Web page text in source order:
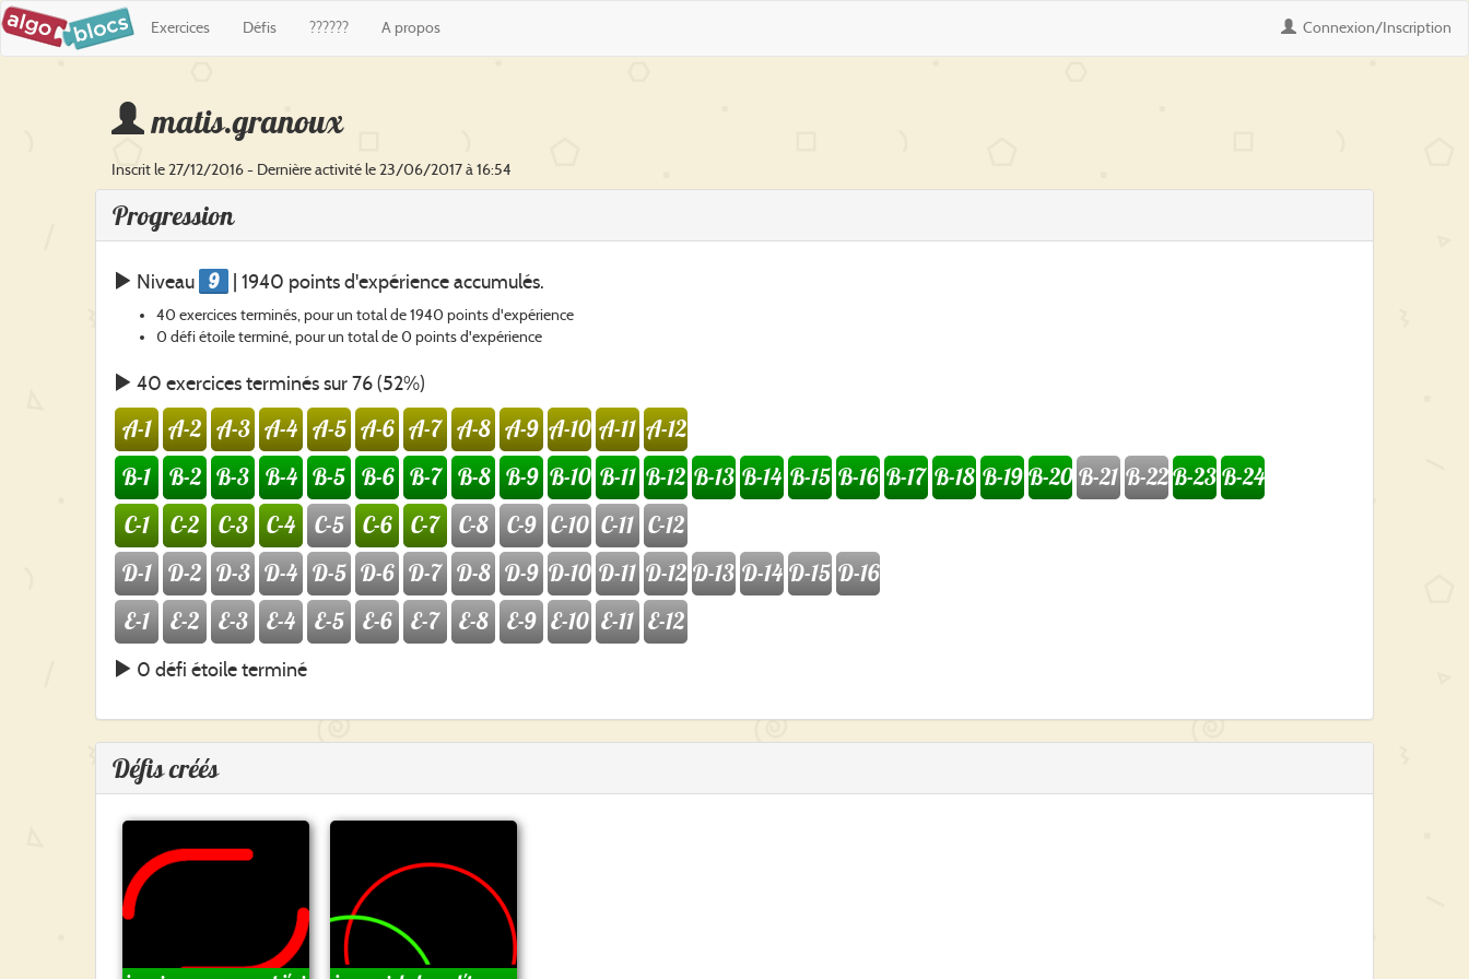
Connexion/Inscription
Exercices Défis ?????? A propos
matis.granoux
Inscrit le 27/12/2016 - Dernière activité le 23/06/2017 à 16:54
Progression
Niveau 9 | 1940 points d'expérience accumulés.
40 exercices terminés, pour un total de 1940 points d'expérience
0 défi étoile terminé, pour un total de 0 points d'expérience
40 exercices terminés sur 76 (52%)
A-1 A-2 A-3 A-4 A-5 A-6 A-7 A-8 A-9 A-10 A-11 A-12
B-1
B-2 B-3 B-4 B-5 B-6 B-7 B-8 B-9 B-10 B-11 B-12 B-13 B-14 B-15 B-16 B-17 B-18 B-19 B-20 B-21 B-22B-23B-24
C-1
C-2 C-3 C-4 C-5 C-6 C-7 C-8 C-9 C-10 C-11 C-12
D-1 D-2 D-3 D-4 D-5 D-6 D-7 D-8 D-9 D-10 D-11 D-12 D-13 D-14 D-15 D-16
E-1
E-2 E-3 E-4 E-5 E-6 E-7 E-8 E-9 E-10 E-11 E-12
0 défi étoile terminé
Défis créés